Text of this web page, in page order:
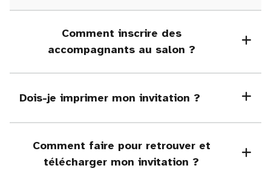
Comment inscrire des
accompagnants au salon ?
Dois-je imprimer mon invitation ?
Comment faire pour retrouver et
télécharger mon invitation ?